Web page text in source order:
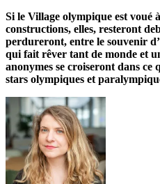
Si le Village olympique est voué
constructions, elles, resteront
perdureront, entre le souvenir
qui fait rêver tant de monde et
anonymes se croiseront dans
stars olympiques et